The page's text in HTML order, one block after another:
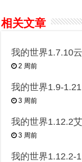
相关文章
我的世界1.7.10
2 周前
我的世界1.9-
3 周前
我的世界1.12.2
3 周前
我的世界1.12.2-